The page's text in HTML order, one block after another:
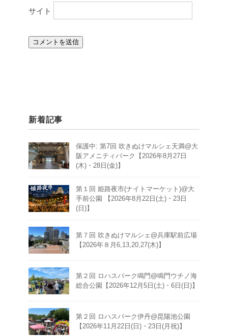
サイト
新着記事
保護中: 第7回 吹きぬけマルシェ天満@大
阪アメニティパーク【2026年8月27日
(木)・28日(金)】
第１回 姫路夜市(ナイトマーケット)@大
手前公園 【2026年8月22日(土)・23日
(日)】
第７回 吹きぬけマルシェ@兵庫駅前広場
【2026年８月6,13,20,27(木)】
第２回 ロハスパーク鳴門@鳴門ウチノ海
総合公園【2026年12月5日(土)・6日(日)】
第２回 ロハスパーク伊丹@昆陽池公園
【2026年11月22日(日)・23日(月祝)】